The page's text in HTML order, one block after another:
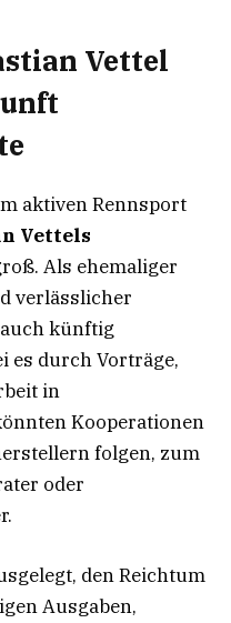
Vettel
aktiven Rennsport
Vettels
Als ehemaliger
verlässlicher
künftig
es durch Vorträge,
in
Kooperationen
folgen, zum
oder
den Reichtum
Ausgaben,